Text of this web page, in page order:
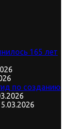
165 лет
по созданию